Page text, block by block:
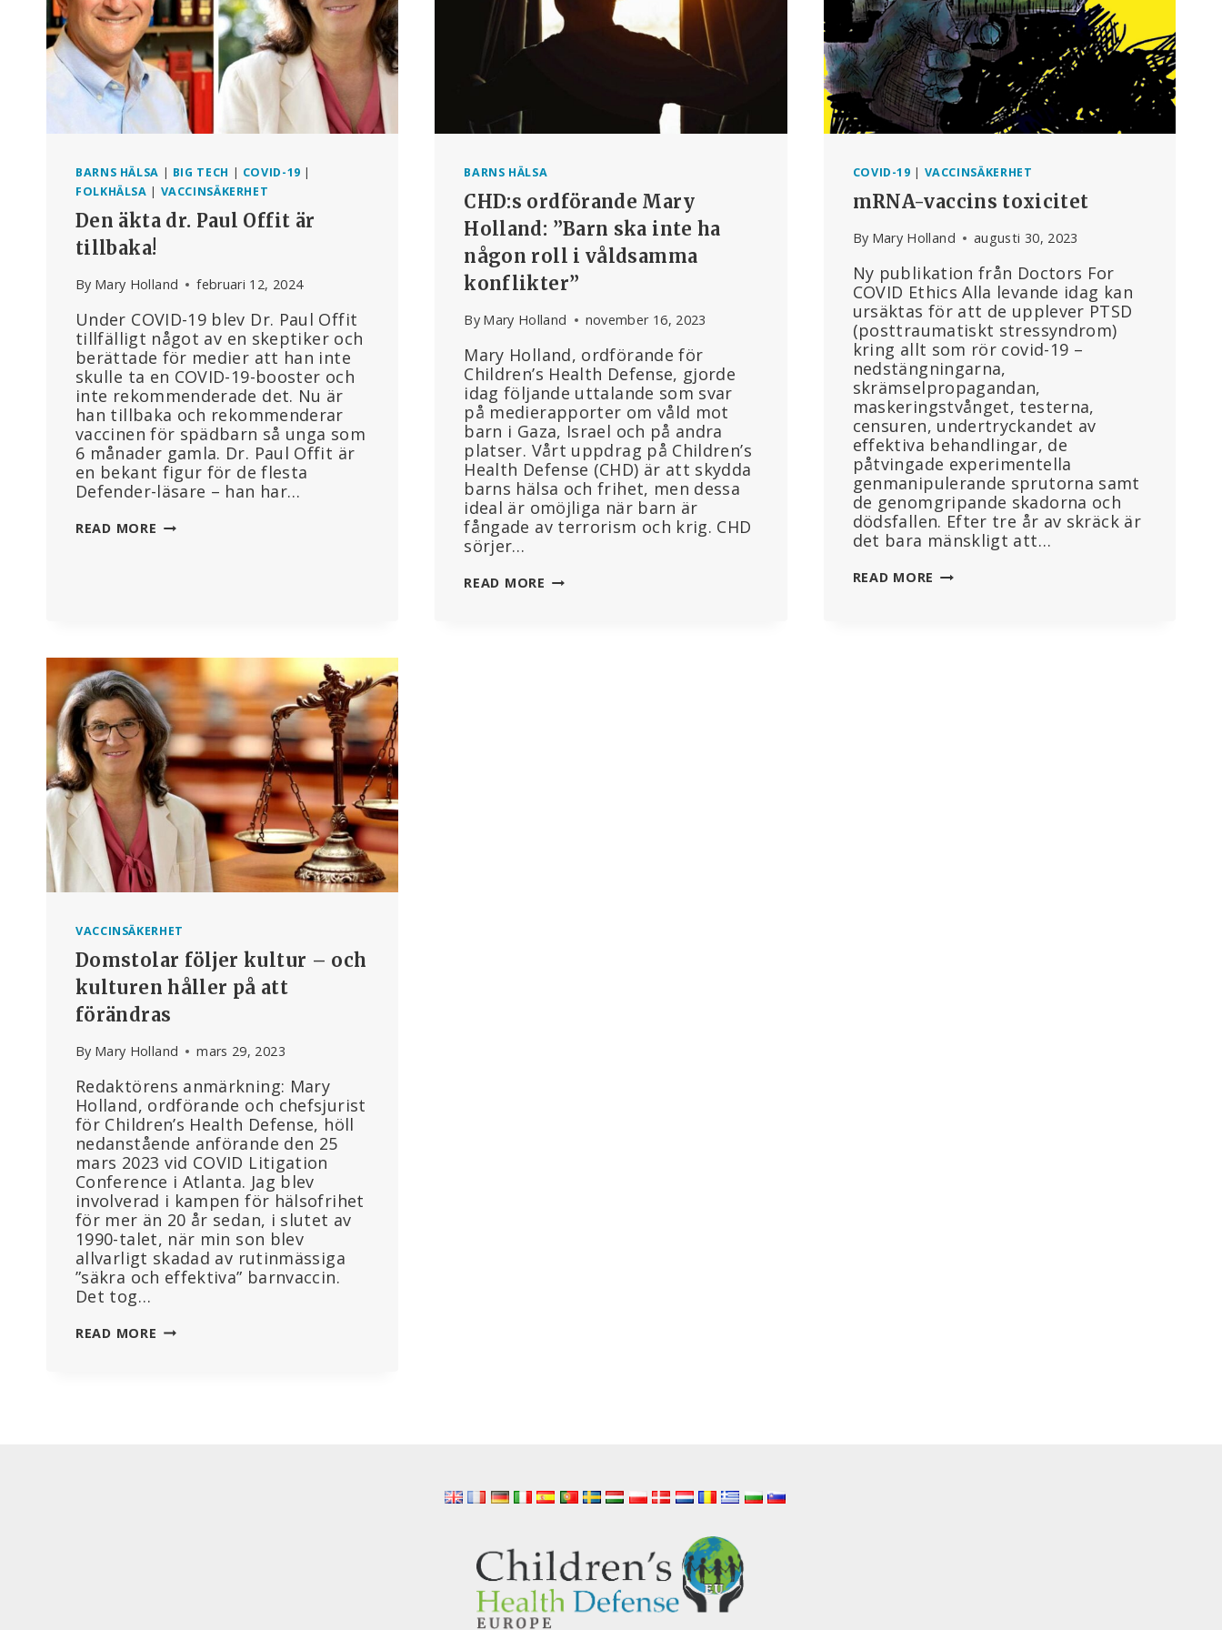
BARNS HÄLSA | BIG TECH | COVID-19 |
FOLKHÄLSA | VACCINSÄKERHET
Den äkta dr. Paul Offit är
tillbaka!
By Mary Holland februari 12, 2024
Under COVID-19 blev Dr. Paul Offit
tillfälligt något av en skeptiker och
berättade för medier att han inte
skulle ta en COVID-19-booster och
inte rekommenderade det. Nu är
han tillbaka och rekommenderar
vaccinen för spädbarn så unga som
6 månader gamla. Dr. Paul Offit är
en bekant figur för de flesta
Defender-läsare – han har…
READ MORE DEN
BARNS HÄLSA
CHD:s ordförande Mary
Holland: ”Barn ska inte ha
någon roll i våldsamma
konflikter”
By Mary Holland november 16, 2023
Mary Holland, ordförande för
Children’s Health Defense, gjorde
idag följande uttalande som svar
på medierapporter om våld mot
barn i Gaza, Israel och på andra
platser. Vårt uppdrag på Children’s
Health Defense (CHD) är att skydda
barns hälsa och frihet, men dessa
ideal är omöjliga när barn är
fångade av terrorism och krig. CHD
sörjer…
READ MORE CHD:S
COVID-19 | VACCINSÄKERHET
mRNA-vaccins toxicitet
By Mary Holland augusti 30, 2023
Ny publikation från Doctors For
COVID Ethics Alla levande idag kan
ursäktas för att de upplever PTSD
(posttraumatiskt stressyndrom)
kring allt som rör covid-19 –
nedstängningarna,
skrämselpropagandan,
maskeringstvånget, testerna,
censuren, undertryckandet av
effektiva behandlingar, de
påtvingade experimentella
genmanipulerande sprutorna samt
de genomgripande skadorna och
dödsfallen. Efter tre år av skräck är
det bara mänskligt att…
READ MORE MRNA-
VACCINSÄKERHET
Domstolar följer kultur – och
kulturen håller på att
förändras
By Mary Holland mars 29, 2023
Redaktörens anmärkning: Mary
Holland, ordförande och chefsjurist
för Children’s Health Defense, höll
nedanstående anförande den 25
mars 2023 vid COVID Litigation
Conference i Atlanta. Jag blev
involverad i kampen för hälsofrihet
för mer än 20 år sedan, i slutet av
1990-talet, när min son blev
allvarligt skadad av rutinmässiga
”säkra och effektiva” barnvaccin.
Det tog…
READ MORE DOMSTOLAR